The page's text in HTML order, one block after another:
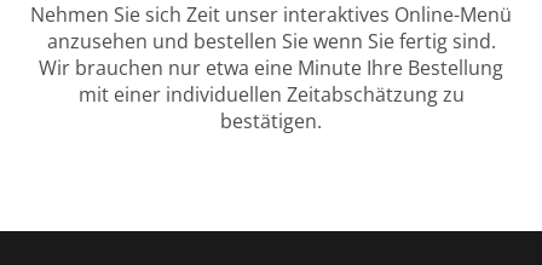
Nehmen Sie sich Zeit unser interaktives Online-Menü
anzusehen und bestellen Sie wenn Sie fertig sind.
Wir brauchen nur etwa eine Minute Ihre Bestellung
mit einer individuellen Zeitabschätzung zu
bestätigen.